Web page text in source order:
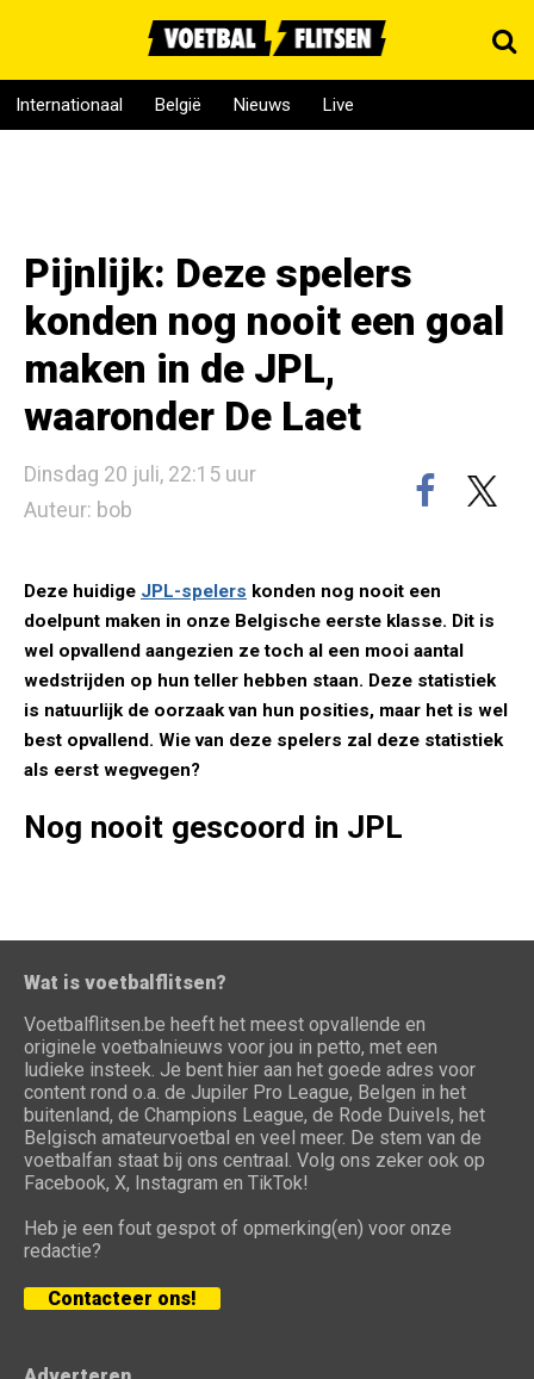
Internationaal België Nieuws Live
Pijnlijk: Deze spelers
konden nog nooit een goal
maken in de JPL,
waaronder De Laet
Dinsdag 20 juli, 22:15 uur
Auteur: bob
Deze huidige JPL-spelers konden nog nooit een
doelpunt maken in onze Belgische eerste klasse. Dit is
wel opvallend aangezien ze toch al een mooi aantal
wedstrijden op hun teller hebben staan. Deze statistiek
is natuurlijk de oorzaak van hun posities, maar het is wel
best opvallend. Wie van deze spelers zal deze statistiek
als eerst wegvegen?
Nog nooit gescoord in JPL
Wat is voetbalflitsen?
Voetbalflitsen.be heeft het meest opvallende en
originele voetbalnieuws voor jou in petto, met een
ludieke insteek. Je bent hier aan het goede adres voor
content rond o.a. de Jupiler Pro League, Belgen in het
buitenland, de Champions League, de Rode Duivels, het
Belgisch amateurvoetbal en veel meer. De stem van de
voetbalfan staat bij ons centraal. Volg ons zeker ook op
Facebook, X, Instagram en TikTok!
Heb je een fout gespot of opmerking(en) voor onze
redactie?
Contacteer ons!